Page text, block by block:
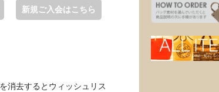
新規ご入会はこちら
消去するとウィッシュリス